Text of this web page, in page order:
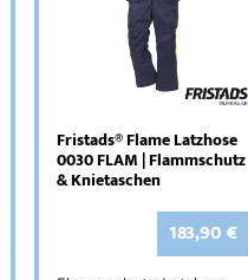
Fristads® Flame Latzhose
0030 FLAM | Flammschutz
& Knietaschen
183,90€